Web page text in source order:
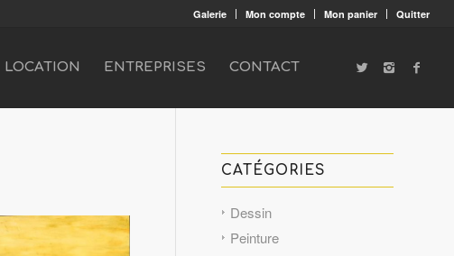
Galerie Mon compte Mon panier Quitter
LOCATION ENTREPRISES CONTACT
CATÉGORIES
Dessin
Peinture